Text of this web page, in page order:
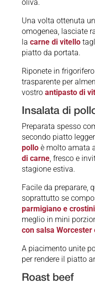
oliva.
Una volta ottenuta
omogenea, lasciate
la carne di vitello
piatto da portata.
Riponete in
trasparente per
vostro antipasto di
Insalata di
Preparata spesso
secondo piatto
pollo è molto amata
di carne, fresco e
stagione estiva.
Facile da preparare,
soprattutto se
parmigiano e
meglio in mini
con salsa Worcester
A piacimento unite
per rendere il piatto
Roast beef